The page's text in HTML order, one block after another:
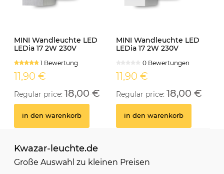
MINI Wandleuchte LED
LEDia 17 2W 230V
1 Bewertung
11,90 €
Regular price: 18,00 €
in den warenkorb
MINI Wandleuchte LED
LEDia 17 2W 230V
0 Bewertungen
11,90 €
Regular price:18,00 €
in den warenkorb
Kwazar-leuchte.de
Große Auswahl zu kleinen Preisen